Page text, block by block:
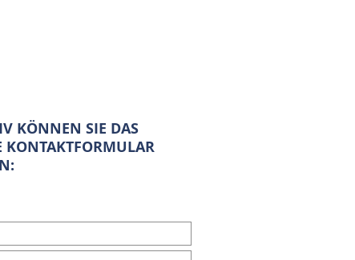
KÖNNEN SIE DAS
KONTAKTFORMULAR